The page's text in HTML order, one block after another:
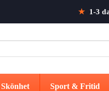
★ 1-3
Skönhet Sport & Fritid